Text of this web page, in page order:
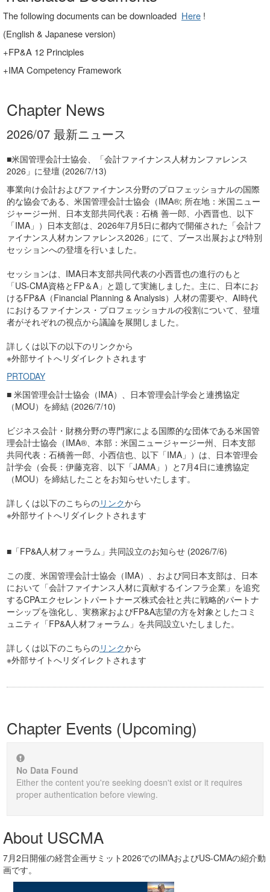
The following documents can be downloaded Here !
(English & Japanese version)
+FP&A 12 Principles
+IMA Competency Framework
Chapter News
2026/07 最新ニュース
■米国管理会計士協会、「会計ファイナンス人材カンファレンス
2026」に登壇 (2026/7/13)
事業向け会計およびファイナンス分野のプロフェッショナルの国際
的な協会である、米国管理会計士協会（IMA®; 所在地：米国ニュー
ジャージー州、日本支部共同代表：石橋 善一郎、小西晋也、以下
「IMA」）日本支部は、2026年7月5日に都内で開催された「会計フ
ァイナンス人材カンファレンス2026」にて、ブース出展および特別
セッションへの登壇を行いました。
セッションは、IMA日本支部共同代表の小西晋也の進行のもと
「US-CMA資格とFP＆A」と題して実施しました。主に、日本にお
けるFP&A（Financial Planning & Analysis）人材の需要や、AI時代
におけるファイナンス・プロフェッショナルの役割について、登壇
者がそれぞれの視点から議論を展開しました。
詳しくは以下の以下のリンクから
※外部サイトへリダイレクトされます
PRTODAY
■ 米国管理会計士協会（IMA）、日本管理会計学会と連携協定
（MOU）を締結 (2026/7/10)
ビジネス会計・財務分野の専門家による国際的な団体である米国管
理会計士協会（IMA®、本部：米国ニュージャージー州、日本支部
共同代表：石橋善一郎、小西信也、以下「IMA」）は、日本管理会
計学会（会長：伊藤克容、以下「JAMA」）と7月4日に連携協定
（MOU）を締結したことをお知らせいたします。
詳しくは以下のこちらのリンクから
※外部サイトへリダイレクトされます
■「FP&A人材フォーラム」共同設立のお知らせ (2026/7/6)
この度、米国管理会計士協会（IMA）、および同日本支部は、日本
において「会計ファイナンス人材に貢献するインフラ企業」を追究
するCPAエクセレントパートナーズ株式会社と共に戦略的パートナ
ーシップを強化し、実務家およびFP&A志望の方を対象としたコミ
ュニティ「FP&A人材フォーラム」を共同設立いたしました。
詳しくは以下のこちらのリンクから
※外部サイトへリダイレクトされます
Chapter Events (Upcoming)
No Data Found
Either the content you're seeking doesn't exist or it requires
proper authentication before viewing.
About USCMA
7月2日開催の経営企画サミット2026でのIMAおよびUS-CMAの紹介動
画です。